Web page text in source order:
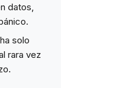
datos,
solo
rara vez